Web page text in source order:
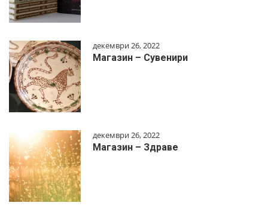
декември 26, 2022
Магазин – Сувенири
декември 26, 2022
Магазин – Здраве